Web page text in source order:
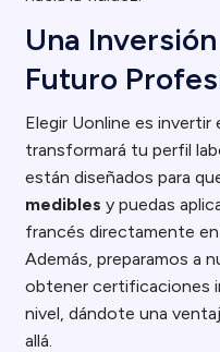
Una
Futuro
Elegir Uonline es invertir
transformará tu perfil
están diseñados para
medibles y puedas
francés directamente
Además, preparamos a
obtener certificaciones
nivel, dándote una
allá.